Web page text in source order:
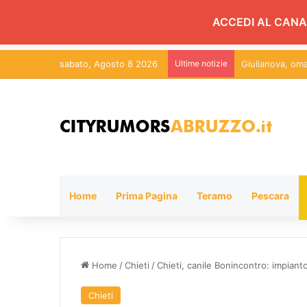
ACCEDI AL
sabato, Agosto 8 2026 Ultime notizie Studio
Home Prima Pagina Teramo Pescara
Home /Chieti /Chieti, canile Bonincontro:
Chieti